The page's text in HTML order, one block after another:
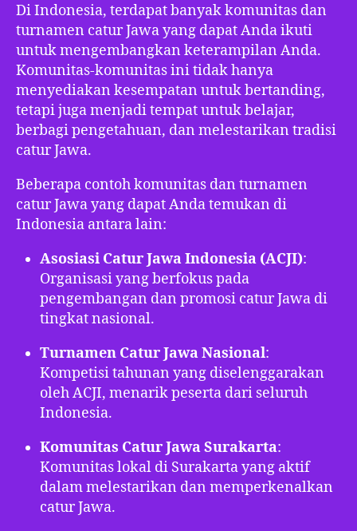
Di Indonesia, terdapat banyak komunitas dan
turnamen catur Jawa yang dapat Anda ikuti
untuk mengembangkan keterampilan Anda.
Komunitas-komunitas ini tidak hanya
menyediakan kesempatan untuk bertanding,
tetapi juga menjadi tempat untuk belajar,
berbagi pengetahuan, dan melestarikan tradisi
catur Jawa.
Beberapa contoh komunitas dan turnamen
catur Jawa yang dapat Anda temukan di
Indonesia antara lain:
Asosiasi Catur Jawa Indonesia (ACJI):
Organisasi yang berfokus pada
pengembangan dan promosi catur Jawa di
tingkat nasional.
Turnamen Catur Jawa Nasional:
Kompetisi tahunan yang diselenggarakan
oleh ACJI, menarik peserta dari seluruh
Indonesia.
Komunitas Catur Jawa Surakarta:
Komunitas lokal di Surakarta yang aktif
dalam melestarikan dan memperkenalkan
catur Jawa.